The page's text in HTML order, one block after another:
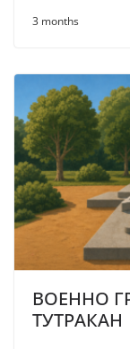
3 months
ВОЕННО
ТУТРАКАН